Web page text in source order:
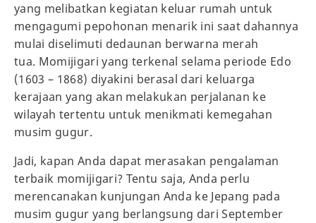
yang melibatkan kegiatan keluar rumah untuk
mengagumi pepohonan menarik ini saat dahannya
mulai diselimuti dedaunan berwarna merah
tua. Momijigari yang terkenal selama periode Edo
(1603 – 1868) diyakini berasal dari keluarga
kerajaan yang akan melakukan perjalanan ke
wilayah tertentu untuk menikmati kemegahan
musim gugur.
Jadi, kapan Anda dapat merasakan pengalaman
terbaik momijigari? Tentu saja, Anda perlu
merencanakan kunjungan Anda ke Jepang pada
musim gugur yang berlangsung dari September